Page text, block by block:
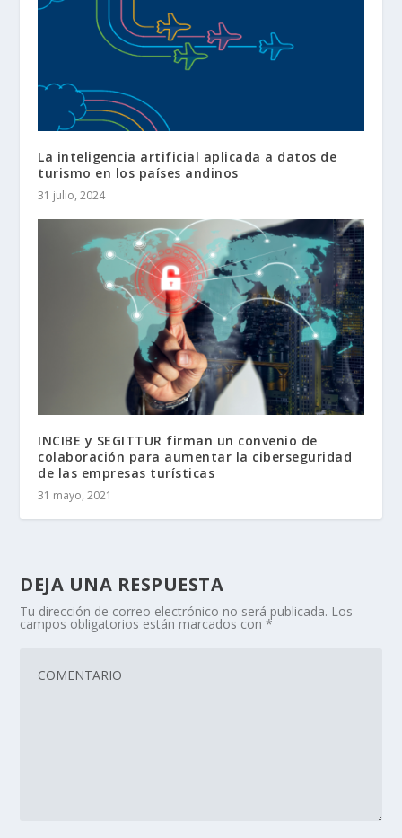
La inteligencia artificial aplicada a datos de
turismo en los países andinos
31 julio, 2024
INCIBE y SEGITTUR firman un convenio de
colaboración para aumentar la ciberseguridad
de las empresas turísticas
31 mayo, 2021
DEJA UNA RESPUESTA
Tu dirección de correo electrónico no será publicada. Los
campos obligatorios están marcados con*